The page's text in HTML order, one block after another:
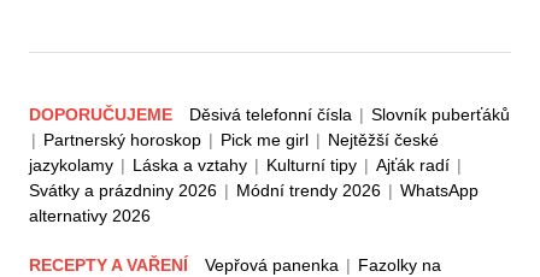
DOPORUČUJEME Děsivá telefonní čísla | Slovník puberťáků
| Partnerský horoskop | Pick me girl | Nejtěžší české
jazykolamy | Láska a vztahy | Kulturní tipy | Ajťák radí |
Svátky a prázdniny 2026 | Módní trendy 2026 | WhatsApp
alternativy 2026
RECEPTY A VAŘENÍ Vepřová panenka | Fazolky na